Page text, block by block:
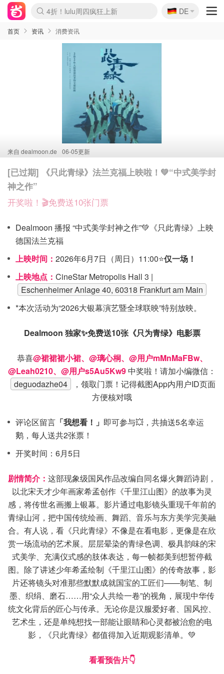
Boticinal 夏促开抢！
4折！lulu周四疯狂上新
还没结束！&OtherStories大促
Joybuy变相75折 随时失效
速领！Stanley独家85折
疑似霸哥！Camper额外叠85折
Zalando 奥莱闪促！每日更新
Moncler反季囤！5折起+叠9折
Coach Brooklyn仅€192
🇩🇪
DE
首页 资讯 消费资讯
来自 dealmoon.de 06-05更新
[已过期] 《只此青绿》法兰克福上映啦！💚“中式美学封
神之作”
开奖啦！🎬免费送10张门票
Dealmoon 播报 “中式美学封神之作”💚《只此青绿》上映
德国法兰克福
上映时间： 2026年6月7日（周日）11:00⭐仅一场！
上映地点： CineStar Metropolis Hall 3 |
Eschenheimer Anlage 40, 60318 Frankfurt am Main
*本次活动为“2026大银幕演艺暨全球联映”特别放映。
Dealmoon 独家✨免费送10张《只为青绿》电影票
恭喜@裙裙裙小裙、@璃心桐、@用户mMnMaFBw、
@Leah0210、@用户s5Au5Kw9 中奖啦！请加小编微信：
deguodazhe04
，领取门票！记得截图App内用户ID页面
方便核对哦
评论区留言 「我想看！」 即可参与💥，共抽送5名幸运
鹅，每人送共2张票！
开奖时间：6月5日
剧情简介： 这部现象级国风作品改编自同名爆火舞蹈诗剧，
以北宋天才少年画家希孟创作《千里江山图》的故事为灵
感，将传世名画搬上银幕。影片通过电影镜头重现千年前的
青绿山河，把中国传统绘画、舞蹈、音乐与东方美学完美融
合。有人说，看《只此青绿》不像是在看电影，更像是在欣
赏一场流动的艺术展。层层晕染的青绿色调、极具韵味的宋
式美学、充满仪式感的肢体表达，每一帧都美到想暂停截
图。除了讲述少年希孟绘制《千里江山图》的传奇故事，影
片还将镜头对准那些默默成就国宝的工匠们——制笔、制
墨、织绢、磨石……用“众人共绘一卷”的视角，展现中华传
统文化背后的匠心与传承。无论你是汉服爱好者、国风控、
艺术生，还是单纯想找一部能让眼睛和心灵都被治愈的电
影，《只此青绿》都值得加入近期观影清单。💚
看看预告片👇